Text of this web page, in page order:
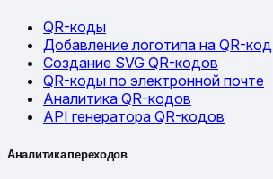
QR-коды
Добавление логотипа на QR-код
Создание SVG QR-кодов
QR-коды по электронной почте
Аналитика QR-кодов
API генератора QR-кодов
Аналитика переходов